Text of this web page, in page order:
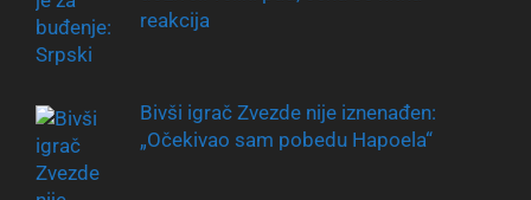
reakcija
Bivši igrač Zvezde nije iznenađen:
„Očekivao sam pobedu Hapoela“